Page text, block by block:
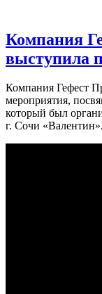
Компания
выступила
Компания Гефест
мероприятия,
который был
г. Сочи «Валентин».